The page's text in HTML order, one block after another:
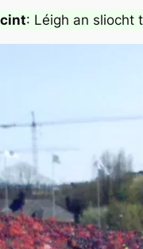
: Léigh an sliocht